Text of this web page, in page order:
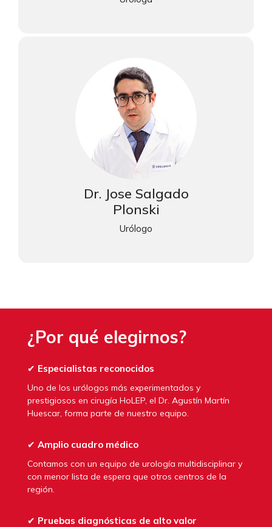
Dr. Jose Salgado
Plonski
Urólogo
¿Por qué elegirnos?
✔ Especialistas reconocidos
Uno de los urólogos más experimentados y
prestigiosos en cirugía HoLEP, el Dr. Agustín Martín
Huescar, forma parte de nuestro equipo.
✔ Amplio cuadro médico
Contamos con un equipo de urología multidisciplinar y
con menor lista de espera que otros centros de la
región.
✔ Pruebas diagnósticas de alto valor